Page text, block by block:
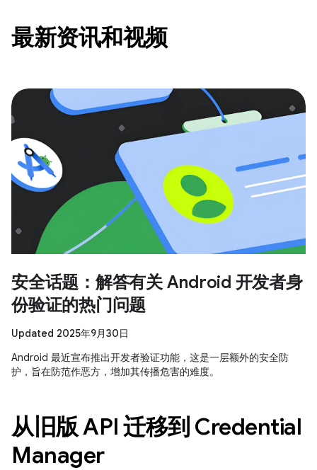
最新资讯和视频
安全话题：解答有关 Android 开发者身
份验证的热门问题
Updated 2025年9月30日
Android 最近宣布推出开发者验证功能，这是一层额外的安全防
护，旨在防范作恶方，增加其传播危害的难度。
从旧版 API 迁移到 Credential
Manager